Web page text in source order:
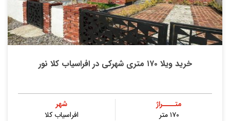
خرید ویلا ۱۷۰ متری شهرکی در افراسیاب کلا نور
متــــراژ
۱۷۰ متر
شهر
افراسیاب کلا